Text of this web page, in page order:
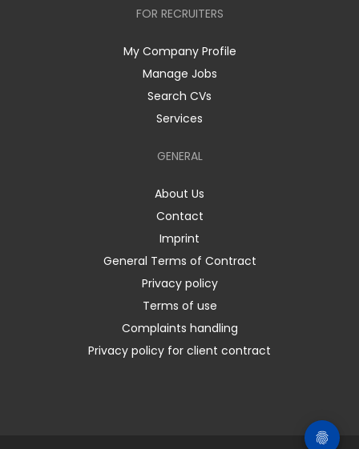
FOR RECRUITERS
My Company Profile
Manage Jobs
Search CVs
Services
GENERAL
About Us
Contact
Imprint
General Terms of Contract
Privacy policy
Terms of use
Complaints handling
Privacy policy for client contract